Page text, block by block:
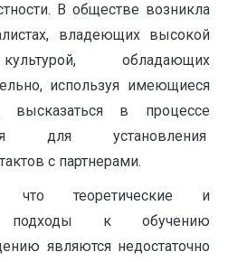
В обществе возникла
владеющих высокой
обладающих
используя имеющиеся
в процессе
для установления
с партнерами.
теоретические и
подходы к обучению
являются недостаточно